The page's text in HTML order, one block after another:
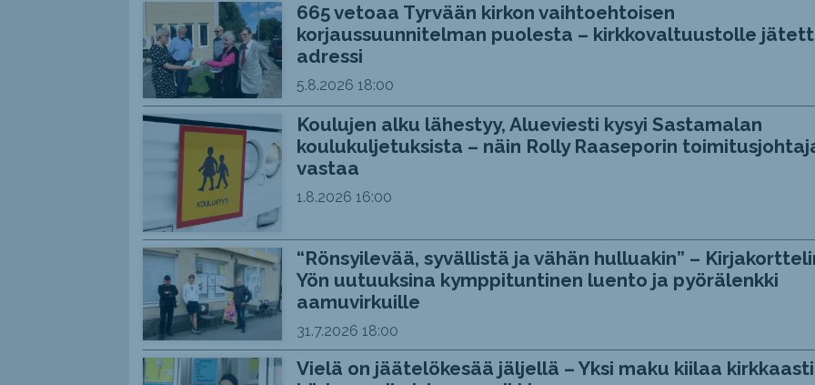
665 vetoaa Tyrvään kirkon vaihtoehtoisen
korjaussuunnitelman puolesta – kirkkovaltuustolle
adressi
5.8.2026 18:00
Koulujen alku lähestyy, Alueviesti kysyi Sastamalan
koulukuljetuksista – näin Rolly Raaseporin
vastaa
1.8.2026 16:00
“Rönsyilevää, syvällistä ja vähän hulluakin” –
Yön uutuuksina kymppituntinen luento ja pyörälenkki
aamuvirkuille
31.7.2026 18:00
Vielä on jäätelökesää jäljellä – Yksi maku kiilaa kirkkaasti